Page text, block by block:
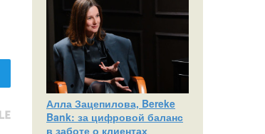
Алла Зацепилова, Bereke
Bank: за цифровой баланс
в заботе о клиентах